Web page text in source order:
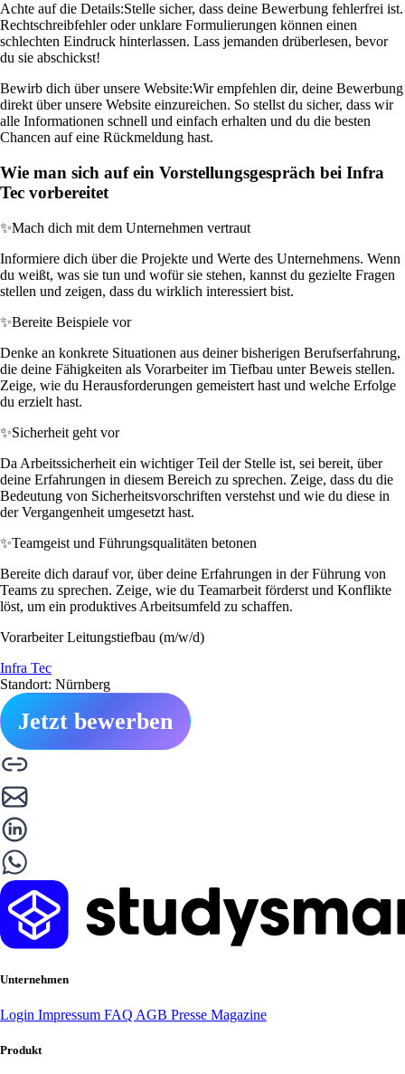
Achte auf die Details:Stelle sicher, dass deine Bewerbung fehlerfrei ist.
Rechtschreibfehler oder unklare Formulierungen können einen
schlechten Eindruck hinterlassen. Lass jemanden drüberlesen, bevor
du sie abschickst!
Bewirb dich über unsere Website:Wir empfehlen dir, deine Bewerbung
direkt über unsere Website einzureichen. So stellst du sicher, dass wir
alle Informationen schnell und einfach erhalten und du die besten
Chancen auf eine Rückmeldung hast.
Wie man sich auf ein Vorstellungsgespräch bei Infra
Tec vorbereitet
✨Mach dich mit dem Unternehmen vertraut
Informiere dich über die Projekte und Werte des Unternehmens. Wenn
du weißt, was sie tun und wofür sie stehen, kannst du gezielte Fragen
stellen und zeigen, dass du wirklich interessiert bist.
✨Bereite Beispiele vor
Denke an konkrete Situationen aus deiner bisherigen Berufserfahrung,
die deine Fähigkeiten als Vorarbeiter im Tiefbau unter Beweis stellen.
Zeige, wie du Herausforderungen gemeistert hast und welche Erfolge
du erzielt hast.
✨Sicherheit geht vor
Da Arbeitssicherheit ein wichtiger Teil der Stelle ist, sei bereit, über
deine Erfahrungen in diesem Bereich zu sprechen. Zeige, dass du die
Bedeutung von Sicherheitsvorschriften verstehst und wie du diese in
der Vergangenheit umgesetzt hast.
✨Teamgeist und Führungsqualitäten betonen
Bereite dich darauf vor, über deine Erfahrungen in der Führung von
Teams zu sprechen. Zeige, wie du Teamarbeit förderst und Konflikte
löst, um ein produktives Arbeitsumfeld zu schaffen.
Vorarbeiter Leitungstiefbau (m/w/d)
Infra Tec
Standort: Nürnberg
Jetzt bewerben
Unternehmen
Login Impressum FAQ AGB Presse Magazine
Produkt